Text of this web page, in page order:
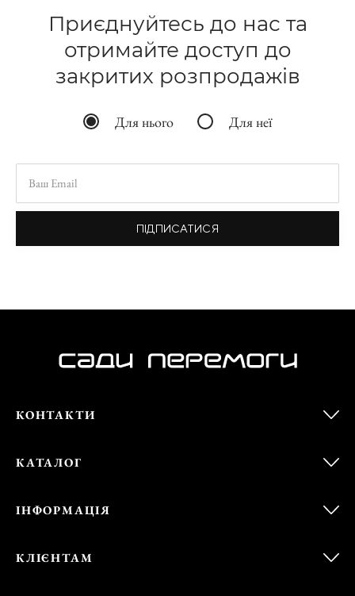
Приєднуйтесь до нас та
отримайте доступ до
закритих розпродажів
Для нього Для неї
ПІДПИСАТИСЯ
КОНТАКТИ
КАТАЛОГ
ІНФОРМАЦІЯ
КЛІЄНТАМ